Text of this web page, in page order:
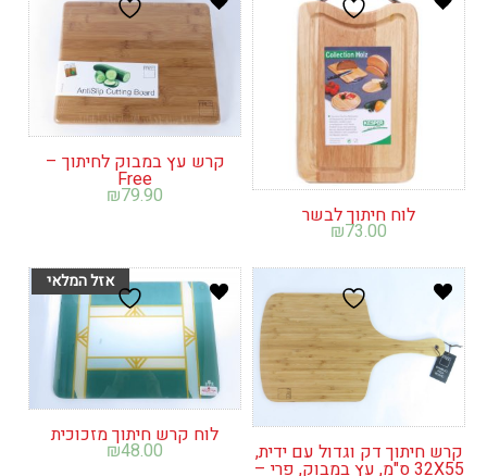
לוח חיתוך לבשר
₪73.00
קרש עץ במבוק לחיתוך –
Free
₪79.90
קרש חיתוך דק וגדול עם ידית,
32X55 ס"מ, עץ במבוק, פרי –
לוח קרש חיתוך מזכוכית
₪48.00